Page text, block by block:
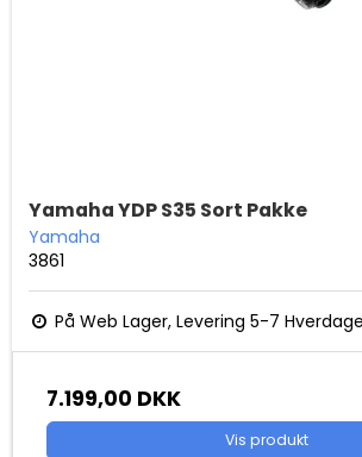
Yamaha YDP S35 Sort Pakke
Yamaha
3861
På Web Lager, Levering 5-7 Hverdage
7.199,00 DKK
Vis produkt